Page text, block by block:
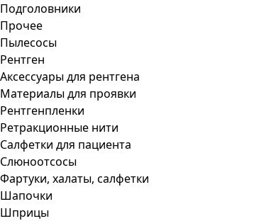
Подголовники
Прочее
Пылесосы
Рентген
Аксессуары для рентгена
Материалы для проявки
Рентгенпленки
Ретракционные нити
Салфетки для пациента
Слюноотсосы
Фартуки, халаты, салфетки
Шапочки
Шприцы